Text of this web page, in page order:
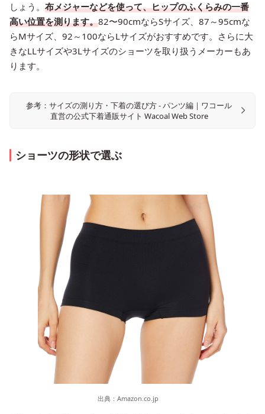
しょう。 布メジャーなどを使って、ヒップのふくらみの一番
高い位置を測ります。82〜90cmならSサイズ、87～95cmな
らMサイズ、92～100ならLサイズがおすすめです。さらに大
きなLLサイズや3Lサイズのショーツを取り扱うメーカーもあ
ります。
参考：サイズの測り方・下着の選び方 - パンツ編｜ワコール
直営の公式下着通販サイト Wacoal Web Store
ショーツの形状で選ぶ
出典： Amazon.co.jp